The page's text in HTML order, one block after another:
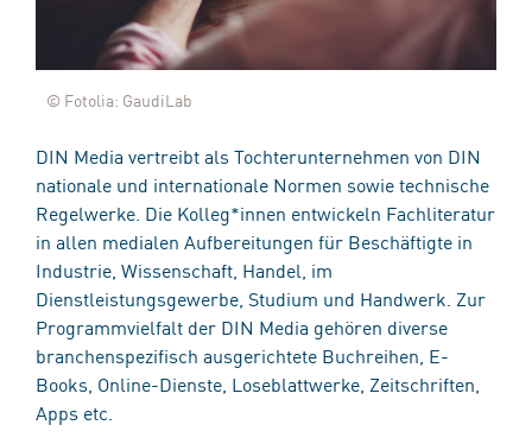
© Fotolia: GaudiLab
DIN Media vertreibt als Tochterunternehmen von DIN
nationale und internationale Normen sowie technische
Regelwerke. Die Kolleg*innen entwickeln Fachliteratur
in allen medialen Aufbereitungen für Beschäftigte in
Industrie, Wissenschaft, Handel, im
Dienstleistungsgewerbe, Studium und Handwerk. Zur
Programmvielfalt der DIN Media gehören diverse
branchenspezifisch ausgerichtete Buchreihen, E-
Books, Online-Dienste, Loseblattwerke, Zeitschriften,
Apps etc.